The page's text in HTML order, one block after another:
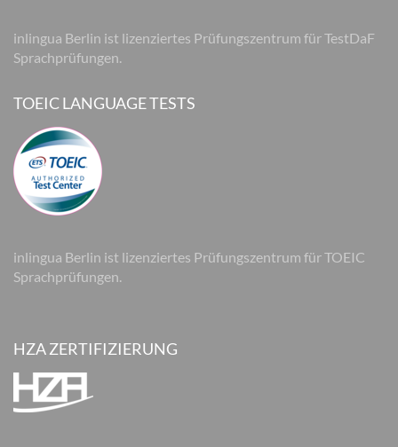
inlingua Berlin ist lizenziertes Prüfungszentrum für TestDaF
Sprachprüfungen.
TOEIC LANGUAGE TESTS
inlingua Berlin ist lizenziertes Prüfungszentrum für TOEIC
Sprachprüfungen.
HZA ZERTIFIZIERUNG